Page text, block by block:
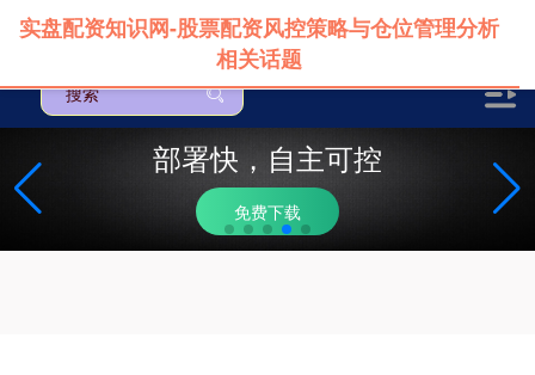
部署快，自主可控
免费下载
实盘配资知识网-股票配资风控策略与仓位管理分析
相关话题